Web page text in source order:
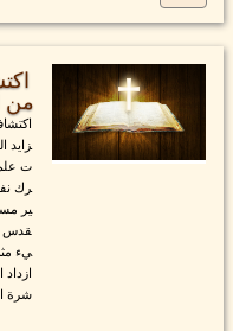
من
زايد
ت علم
رك
ير
قدس
يء
شرة